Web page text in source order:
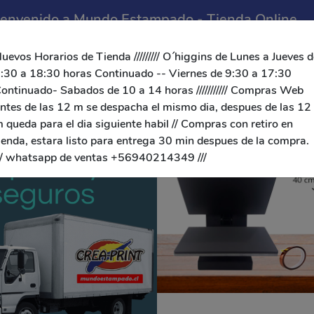
a Mundo Estampado - Tienda Online
Plotter
Tintas a
Granel
Fototorta
Combos /
Ofertas
Horarios de Tienda ///////// O´higgins de Lunes a Jueves
a 18:30 horas Continuado -- Viernes de 9:30 a 17:30
Sabados de 10 a 14 horas /////////// Compras Web
de las 12 m se despacha el mismo dia, despues de las 12
queda para el dia siguiente habil // Compras con retiro en
estara listo para entrega 30 min despues de la compra.
whatsapp de ventas +56940214349 ///